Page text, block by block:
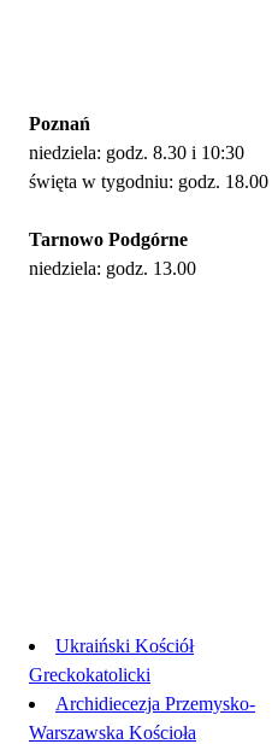
Poznań
niedziela: godz. 8.30 i 10:30
święta w tygodniu: godz. 18.00
Tarnowo Podgórne
niedziela: godz. 13.00
Ukraiński Kościół
Greckokatolicki
Archidiecezja Przemysko-
Warszawska Kościoła